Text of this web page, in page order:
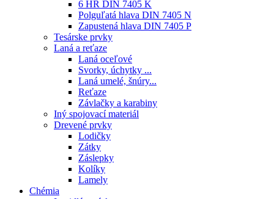
6 HR DIN 7405 K
Polguľatá hlava DIN 7405 N
Zapustená hlava DIN 7405 P
Tesárske prvky
Laná a reťaze
Laná oceľové
Svorky, úchytky ...
Laná umelé, šnúry...
Reťaze
Závlačky a karabiny
Iný spojovací materiál
Drevené prvky
Lodičky
Zátky
Záslepky
Kolíky
Lamely
Chémia